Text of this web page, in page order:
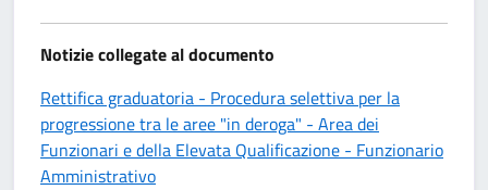
Notizie collegate al documento
Rettifica graduatoria - Procedura selettiva per la
progressione tra le aree "in deroga" - Area dei
Funzionari e della Elevata Qualificazione - Funzionario
Amministrativo